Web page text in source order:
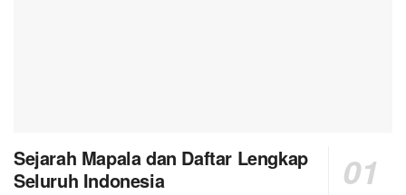
Sejarah Mapala dan Daftar Lengkap
Seluruh Indonesia